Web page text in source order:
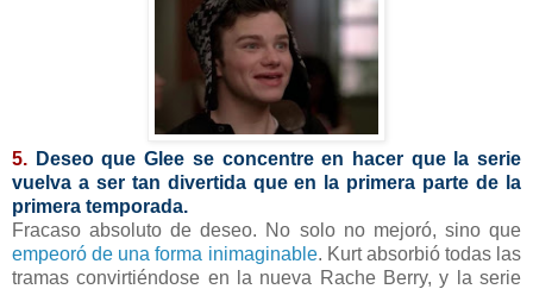
5. Deseo que Glee se concentre en hacer que la serie
vuelva a ser tan divertida que en la primera parte de la
primera temporada.
Fracaso absoluto de deseo. No solo no mejoró, sino que
empeoró de una forma inimaginable. Kurt absorbió todas las
tramas convirtiéndose en la nueva Rache Berry, y la serie